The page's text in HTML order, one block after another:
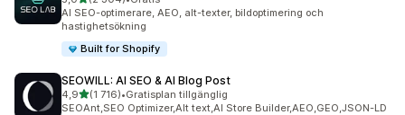
2304 recensioner totalt
AI SEO-optimerare, AEO, alt-texter, bildoptimering och
hastighetsökning
Built for Shopify
SEOWILL: AI SEO & AI Blog Post
4,9av 5 stjärnor
(1 716)
1716 recensioner totalt
•Gratisplan tillgänglig
SEOAnt,SEO Optimizer,Alt text,AI Store Builder,AEO,GEO,JSON-LD